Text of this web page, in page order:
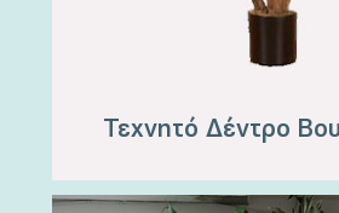
Τεχνητό Δέντρο